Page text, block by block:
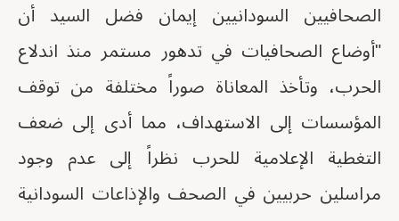
الصحافيين السودانيين إيمان فضل السيد أن
"أوضاع الصحافيات في تدهور مستمر منذ اندلاع
الحرب، وتأخذ المعاناة صوراً مختلفة من توقف
المؤسسات إلى الاستهداف، مما أدى إلى ضعف
التغطية الإعلامية للحرب نظراً إلى عدم وجود
مراسلين حربيين في الصحف والإذاعات السودانية